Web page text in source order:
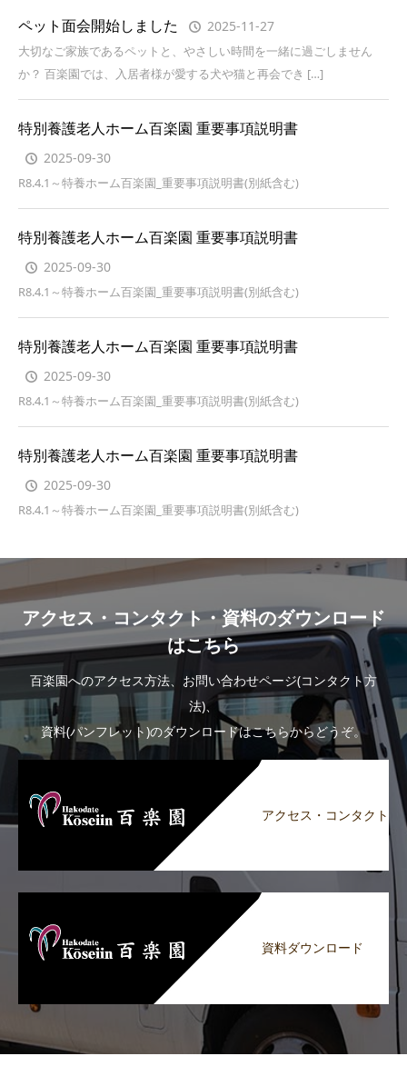
ペット面会開始しました 2025-11-27
大切なご家族であるペットと、やさしい時間を一緒に過ごしません
か？ 百楽園では、入居者様が愛する犬や猫と再会でき […]
特別養護老人ホーム百楽園 重要事項説明書
2025-09-30
R8.4.1～特養ホーム百楽園_重要事項説明書(別紙含む)
特別養護老人ホーム百楽園 重要事項説明書
2025-09-30
R8.4.1～特養ホーム百楽園_重要事項説明書(別紙含む)
特別養護老人ホーム百楽園 重要事項説明書
2025-09-30
R8.4.1～特養ホーム百楽園_重要事項説明書(別紙含む)
特別養護老人ホーム百楽園 重要事項説明書
2025-09-30
R8.4.1～特養ホーム百楽園_重要事項説明書(別紙含む)
アクセス・コンタクト・資料のダウンロード
はこちら
百楽園へのアクセス方法、お問い合わせページ(コンタクト方
法)、
資料(パンフレット)のダウンロードはこちらからどうぞ。
アクセス・コンタクト
資料ダウンロード